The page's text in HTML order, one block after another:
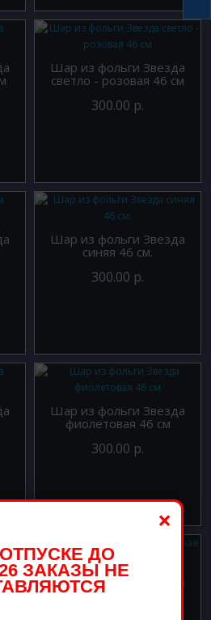
Шар из фольги Звезда
светло - розовая 46 см
300.00 р.
Шар из фольги Звезда
синяя 46 см.
300.00 р.
Шар из фольги Звезда
фиолетовая 46 см
300.00 р.
Шар из фольги Звезда
черная 46 см
×
ДО
ЗАКАЗЫ НЕ